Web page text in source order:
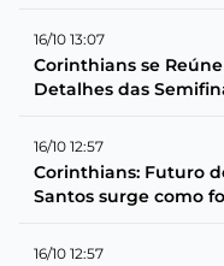
16/10 13:07
Corinthians se
Detalhes das
16/10 12:57
Corinthians: Futuro
Santos surge como
16/10 12:57